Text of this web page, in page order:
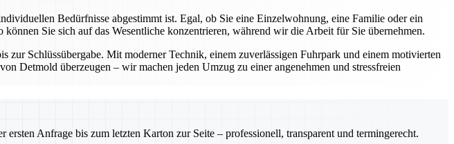
Bedürfnisse abgestimmt ist. Egal, ob Sie eine Einzelwohnung, eine Familie oder ein
Sie sich auf das Wesentliche konzentrieren, während wir die Arbeit für Sie übernehmen.
Schlüssübergabe. Mit moderner Technik, einem zuverlässigen Fuhrpark und einem motivierten
Detmold überzeugen – wir machen jeden Umzug zu einer angenehmen und stressfreien
Anfrage bis zum letzten Karton zur Seite – professionell, transparent und termingerecht.